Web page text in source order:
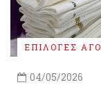
ΕΠΙΛΟΓΕΣ
04/05/2026